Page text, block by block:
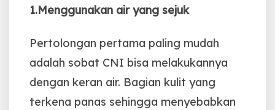
1.Menggunakan air yang sejuk
Pertolongan pertama paling mudah
adalah sobat CNI bisa melakukannya
dengan keran air. Bagian kulit yang
terkena panas sehingga menyebabkan